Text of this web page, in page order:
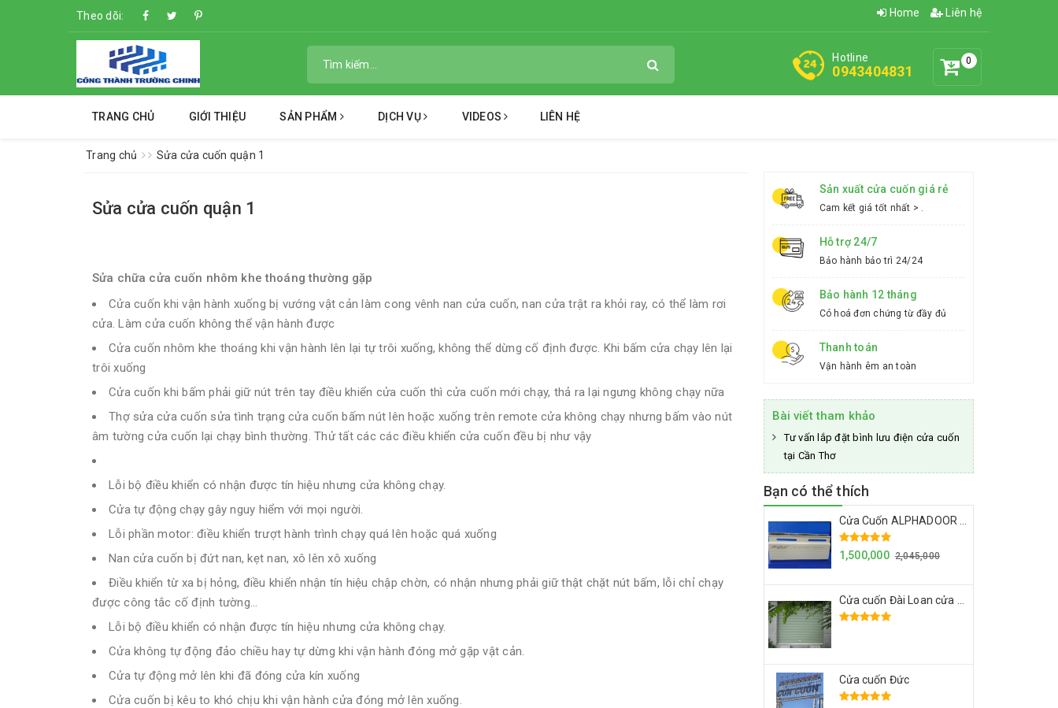
Theo dõi: Home Liên hệ
0
Hotline
0943404831
TRANG CHỦ GIỚI THIỆU SẢN PHẨM DỊCH VỤ VIDEOS LIÊN HỆ
Trang chủ Sửa cửa cuốn quận 1
Sửa cửa cuốn quận 1
Sửa chữa cửa cuốn nhôm khe thoáng thường gặp
Cửa cuốn khi vận hành xuống bị vướng vật cản làm cong vênh nan cửa cuốn, nan cửa trật ra khỏi ray, có thể làm rơi
cửa. Làm cửa cuốn không thể vận hành được
Cửa cuốn nhôm khe thoáng khi vận hành lên lại tự trôi xuống, không thể dừng cố định được. Khi bấm cửa chạy lên lại
trôi xuống
Cửa cuốn khi bấm phải giữ nút trên tay điều khiển cửa cuốn thì cửa cuốn mới chạy, thả ra lại ngưng không chạy nữa
Thợ sửa cửa cuốn sửa tình trạng cửa cuốn bấm nút lên hoặc xuống trên remote cửa không chạy nhưng bấm vào nút
âm tường cửa cuốn lại chạy bình thường. Thử tất các các điều khiển cửa cuốn đều bị như vậy
Lỗi bộ điều khiển có nhận được tín hiệu nhưng cửa không chạy.
Cửa tự động chạy gây nguy hiểm với mọi người.
Lỗi phần motor: điều khiển trượt hành trình chạy quá lên hoặc quá xuống
Nan cửa cuốn bị đứt nan, kẹt nan, xô lên xô xuống
Điều khiển từ xa bị hỏng, điều khiển nhận tín hiệu chập chờn, có nhận nhưng phải giữ thật chặt nút bấm, lỗi chỉ chạy
được công tắc cố định tường…
Lỗi bộ điều khiển có nhận được tín hiệu nhưng cửa không chạy.
Cửa không tự động đảo chiều hay tự dừng khi vận hành đóng mở gặp vật cản.
Cửa tự động mở lên khi đã đóng cửa kín xuống
Cửa cuốn bị kêu to khó chịu khi vận hành cửa đóng mở lên xuống.
Sản xuất cửa cuốn giá rẻ
Cam kết giá tốt nhất > .
Hỗ trợ 24/7
Bảo hành bảo trì 24/24
Bảo hành 12 tháng
Có hoá đơn chứng từ đầy đủ
Thanh toán
Vận hành êm an toàn
Bài viết tham khảo
Tư vấn lắp đặt bình lưu điện cửa cuốn
tại Cần Thơ
Bạn có thể thích
1,500,000 2,045,000
Cửa cuốn Đức